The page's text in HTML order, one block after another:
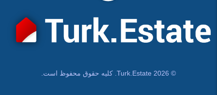
© Turk.Estate 2026. کلیه حقوق محفوظ است.